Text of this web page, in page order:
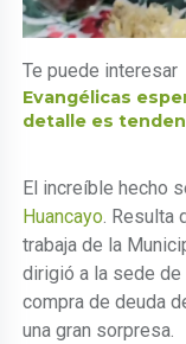
Te puede interesar
Evangélicas
detalle es
El increíble hecho
Huancayo. Resulta
trabaja de la
dirigió a la sede de
compra de deuda
una gran sorpresa.